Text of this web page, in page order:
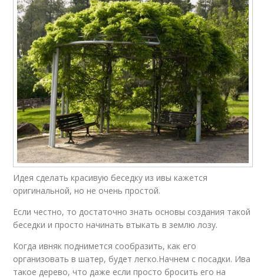
Идея сделать красивую беседку из ивы кажется
оригинальной, но не очень простой.
Если честно, то достаточно знать основы создания такой
беседки и просто начинать втыкать в землю лозу.
Когда ивняк поднимется сообразить, как его
организовать в шатер, будет легко.Начнем с посадки. Ива
такое дерево, что даже если просто бросить его на